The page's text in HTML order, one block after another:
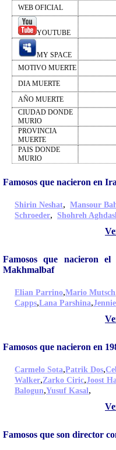
WEB OFICIAL
YOUTUBE
MY SPACE
MOTIVO MUERTE
DIA MUERTE
AÑO MUERTE
CIUDAD DONDE
MURIO
PROVINCIA
MUERTE
PAIS DONDE
MURIO
Famosos que nacieron en
Shirin Neshat, Mansour
Schroeder, Shohreh
Famosos que nacieron
Makhmalbaf
Elian Parrino,Mario Mutsch
Capps,Lana Parshina,
Famosos que nacieron en
Carmelo Sota,Patrik Dos,
Walker,Zarko Ciric,Joost
Balogun,Yusuf Kasal,
Famosos que son director